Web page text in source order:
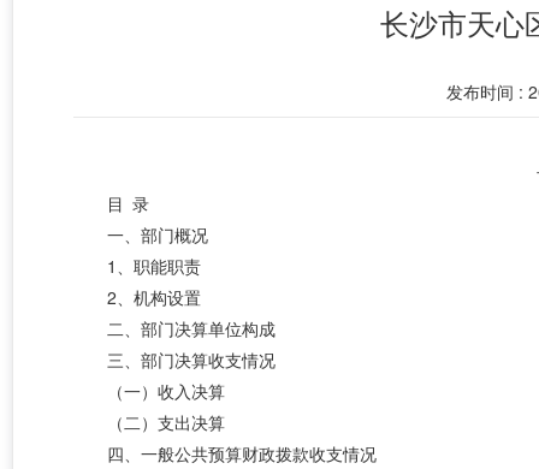
长沙市天心
发布时间 :
目 录
一、部门概况
1、职能职责
2、机构设置
二、部门决算单位构成
三、部门决算收支情况
（一）收入决算
（二）支出决算
四、一般公共预算财政拨款收支情况